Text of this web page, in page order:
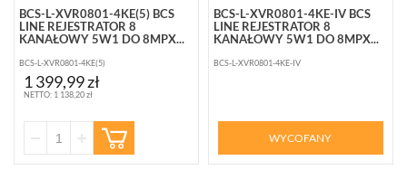
BCS-L-XVR0801-4KE(5) BCS
LINE REJESTRATOR 8
KANAŁOWY 5W1 DO 8MPX...
BCS-L-XVR0801-4KE(5)
1 399,99 zł
NETTO: 1 138,20 zł
BCS-L-XVR0801-4KE-IV BCS
LINE REJESTRATOR 8
KANAŁOWY 5W1 DO 8MPX...
BCS-L-XVR0801-4KE-IV
WYCOFANY